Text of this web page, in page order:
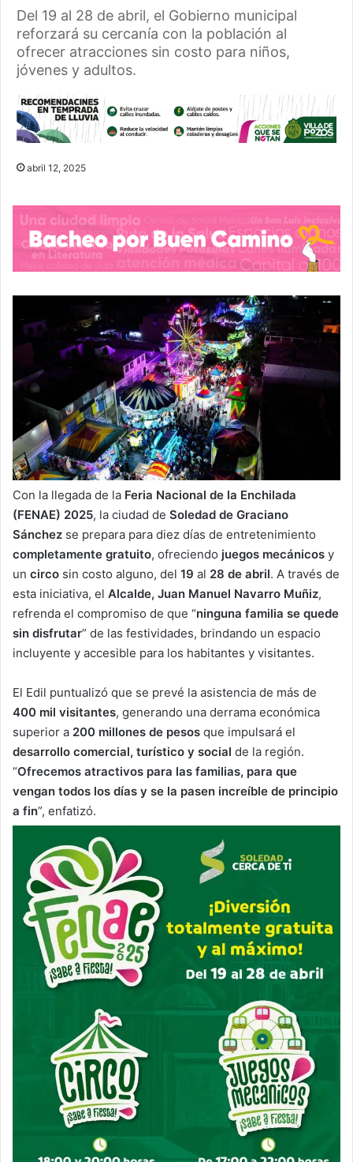
Del 19 al 28 de abril, el Gobierno municipal
reforzará su cercanía con la población al
ofrecer atracciones sin costo para niños,
jóvenes y adultos.
abril 12, 2025
Con la llegada de la Feria Nacional de la Enchilada
(FENAE) 2025, la ciudad de Soledad de Graciano
Sánchez se prepara para diez días de entretenimiento
completamente gratuito, ofreciendo juegos mecánicos y
un circo sin costo alguno, del 19 al 28 de abril. A través de
esta iniciativa, el Alcalde, Juan Manuel Navarro Muñiz,
refrenda el compromiso de que “ninguna familia se quede
sin disfrutar” de las festividades, brindando un espacio
incluyente y accesible para los habitantes y visitantes.
El Edil puntualizó que se prevé la asistencia de más de
400 mil visitantes, generando una derrama económica
superior a 200 millones de pesos que impulsará el
desarrollo comercial, turístico y social de la región.
“Ofrecemos atractivos para las familias, para que
vengan todos los días y se la pasen increíble de principio
a fin”, enfatizó.